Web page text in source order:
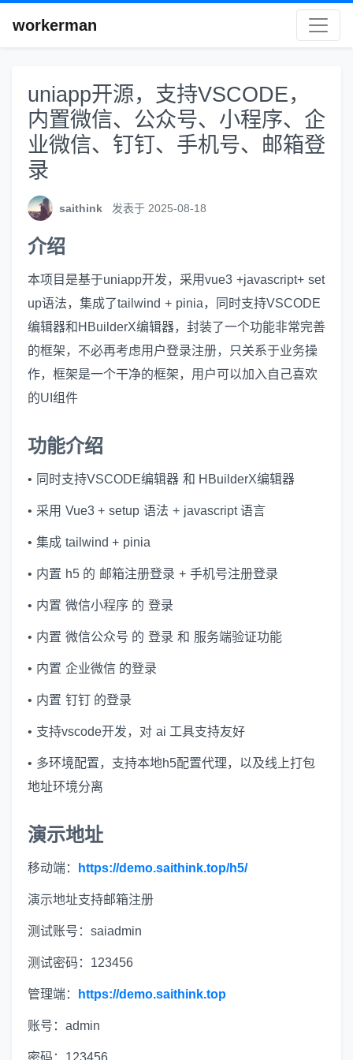
workerman
uniapp开源，支持VSCODE，
内置微信、公众号、小程序、企
业微信、钉钉、手机号、邮箱登
录
saithink 发表于 2025-08-18
介绍
本项目是基于uniapp开发，采用vue3 +javascript+ set
up语法，集成了tailwind + pinia，同时支持VSCODE
编辑器和HBuilderX编辑器，封装了一个功能非常完善
的框架，不必再考虑用户登录注册，只关系于业务操
作，框架是一个干净的框架，用户可以加入自己喜欢
的UI组件
功能介绍
• 同时支持VSCODE编辑器 和 HBuilderX编辑器
• 采用 Vue3 + setup 语法 + javascript 语言
• 集成 tailwind + pinia
• 内置 h5 的 邮箱注册登录 + 手机号注册登录
• 内置 微信小程序 的 登录
• 内置 微信公众号 的 登录 和 服务端验证功能
• 内置 企业微信 的登录
• 内置 钉钉 的登录
• 支持vscode开发，对 ai 工具支持友好
• 多环境配置，支持本地h5配置代理，以及线上打包
地址环境分离
演示地址
移动端： https://demo.saithink.top/h5/
演示地址支持邮箱注册
测试账号：saiadmin
测试密码：123456
管理端： https://demo.saithink.top
账号：admin
密码：123456